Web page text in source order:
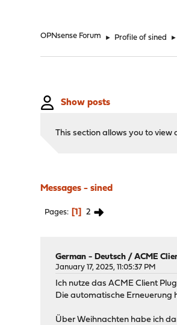
OPNsense Forum ► Profile of sined ►
Show posts
This section allows you to
Messages - sined
Pages 1 2
German - Deutsch /ACME
January 17, 2025, 11:05:37 PM
Ich nutze das ACME Client
Die automatische Erneuerung
Über Weihnachten habe ich